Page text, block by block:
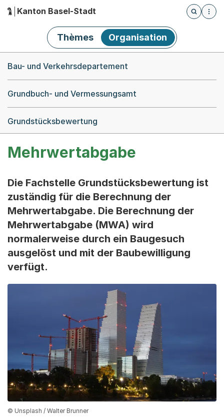
Hauptnavigation
Kanton Basel-Stadt
Öffnet
Thèmes Organisation
Bau- und Verkehrsdepartement
Grundbuch- und Vermessungsamt
Grundstücksbewertung
Mehrwertabgabe
Die Fachstelle Grundstücksbewertung ist
zuständig für die Berechnung der
Mehrwertabgabe. Die Berechnung der
Mehrwertabgabe (MWA) wird
normalerweise durch ein Baugesuch
ausgelöst und mit der Baubewilligung
verfügt.
© Unsplash / Walter Brunner